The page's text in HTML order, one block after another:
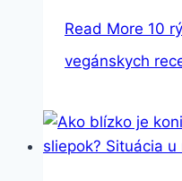
Read More 10
vegánskych